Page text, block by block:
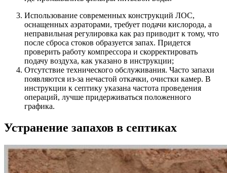
Использование современных конструкций ЛОС,
оснащенных аэраторами, требует подачи кислорода, а
неправильная регулировка как раз приводит к тому, что
после сброса стоков образуется запах. Придется
проверить работу компрессора и скорректировать
подачу воздуха, как указано в инструкции;
Отсутствие технического обслуживания. Часто запахи
появляются из-за нечастой откачки, очистки камер. В
инструкции к септику указана частота проведения
операций, лучше придерживаться положенного
графика.
Устранение запахов в септиках